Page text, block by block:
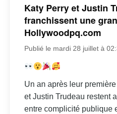
Katy Perry et Justin
franchissent une
Hollywoodpq.com
Publié le mardi 28 juillet à
Un an après leur
et Justin Trudeau restent
entre complicité publique